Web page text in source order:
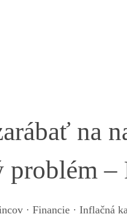
na
problém –
· Financie · Inflačná